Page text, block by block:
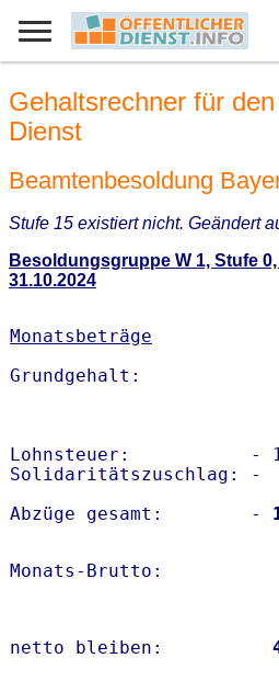
Gehaltsrechner für
Dienst
Beamtenbesoldung
Stufe 15 existiert nicht. Geändert
Besoldungsgruppe W 1, Stufe 0,
31.10.2024
Monatsbeträge
Lohnsteuer:           -
Solidaritätszuschlag: -
Abzüge gesamt:        -
Monats-
netto bleiben: